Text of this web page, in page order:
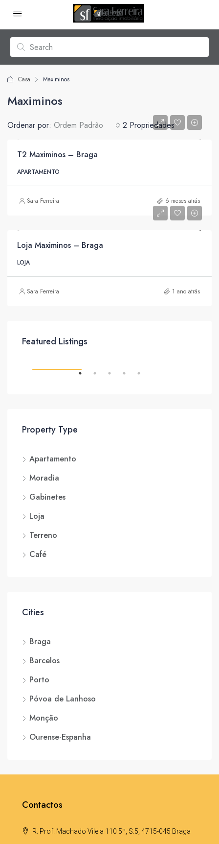
Casa Maximinos
Maximinos
2 Propriedades
Ordenar por: Ordem Padrão
T2 Maximinos – Braga
APARTAMENTO
Sara Ferreira 6 meses atrás
Loja Maximinos – Braga
LOJA
Sara Ferreira 1 ano atrás
Featured Listings
CARACTERÍSTICAS
Property Type
Apartamento
Moradia
Gabinetes
Loja
Terreno
Café
Cities
Braga
Barcelos
Porto
Póvoa de Lanhoso
Monção
Ourense-Espanha
Contactos
R. Prof. Machado Vilela 110 5º, S.5, 4715-045 Braga